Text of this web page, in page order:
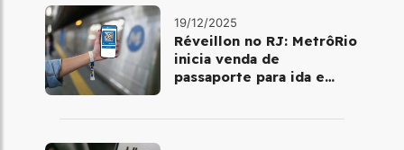
19/12/2025
Réveillon no RJ: MetrôRio
inicia venda de
passaporte para ida e